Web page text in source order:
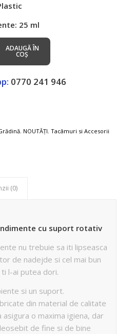
25 ml
ADAUGĂ ÎN
COȘ
0770 241 946
, NOUTĂȚI, Tacâmuri si Accesorii
(0)
cu suport rotativ
nu trebuie sa iti lipseasca
de nadejde si cel mai bun
l-ai putea dori.
si un suport.
din material de calitate
o maxima igiena, dar
de fine si de bine